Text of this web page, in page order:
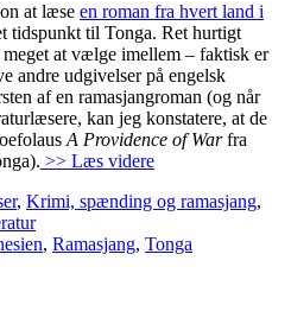
at læse en roman fra hvert land i
tidspunkt til Tonga. Ret hurtigt
at vælge imellem – faktisk er
andre udgivelser på engelsk
af en ramasjangroman (og når
kan jeg konstatere, at de
A Providence of Warfra
>> Læs videre
, Krimi, spænding og ramasjang,
, Ramasjang, Tonga